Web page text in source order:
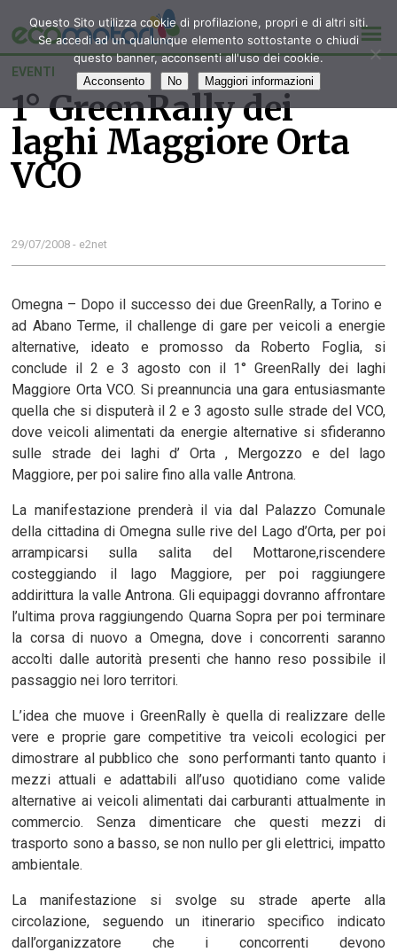
EVENTI
1° GreenRally dei
laghi Maggiore Orta
VCO
29/07/2008 - e2net
Omegna – Dopo il successo dei due GreenRally, a Torino e
ad Abano Terme, il challenge di gare per veicoli a energie
alternative, ideato e promosso da Roberto Foglia, si
conclude il 2 e 3 agosto con il 1° GreenRally dei laghi
Maggiore Orta VCO. Si preannuncia una gara entusiasmante
quella che si disputerà il 2 e 3 agosto sulle strade del VCO,
dove veicoli alimentati da energie alternative si sfideranno
sulle strade dei laghi d’ Orta , Mergozzo e del lago
Maggiore, per poi salire fino alla valle Antrona.
La manifestazione prenderà il via dal Palazzo Comunale
della cittadina di Omegna sulle rive del Lago d’Orta, per poi
arrampicarsi sulla salita del Mottarone,riscendere
costeggiando il lago Maggiore, per poi raggiungere
addirittura la valle Antrona. Gli equipaggi dovranno affrontare
l’ultima prova raggiungendo Quarna Sopra per poi terminare
la corsa di nuovo a Omegna, dove i concorrenti saranno
accolti dalle autorità presenti che hanno reso possibile il
passaggio nei loro territori.
L’idea che muove i GreenRally è quella di realizzare delle
vere e proprie gare competitive tra veicoli ecologici per
dimostrare al pubblico che sono performanti tanto quanto i
mezzi attuali e adattabili all’uso quotidiano come valide
alternative ai veicoli alimentati dai carburanti attualmente in
commercio. Senza dimenticare che questi mezzi di
trasporto sono a basso, se non nullo per gli elettrici, impatto
ambientale.
La manifestazione si svolge su strade aperte alla
circolazione, seguendo un itinerario specifico indicato
dall’organizzatore che i concorrenti devono
Questo Sito utilizza cookie di profilazione, propri e di altri siti.
Se accedi ad un qualunque elemento sottostante o chiudi
questo banner, acconsenti all'uso dei cookie.
Acconsento No Maggiori informazioni